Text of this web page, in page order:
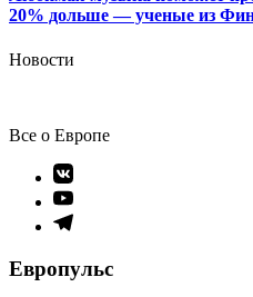
20% дольше — ученые из
Новости
Все о Европе
Элемент
меню
Элемент
меню
Элемент
Европульс